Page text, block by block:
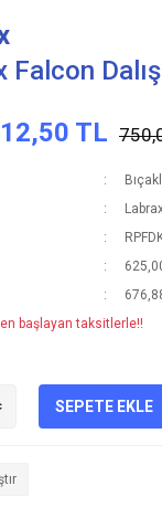
Falcon
TL
başlayan taksitlerle!!
SEPETE EKLE